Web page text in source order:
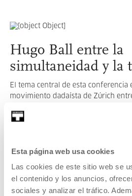
Esta página web usa cookies
Las cookies de este sitio web se
el contenido y los anuncios,
sociales y analizar el tráfico.
Hugo Ball entre la
simultaneidad y la
El tema central de esta conferencia
movimiento dadaísta de Zúrich
totalidad artística.
VER TODOS LOS ARTISTAS Y